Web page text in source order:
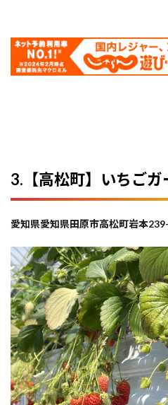
3.【高松町】いちごガ
愛知県愛知県田原市高松町岩本